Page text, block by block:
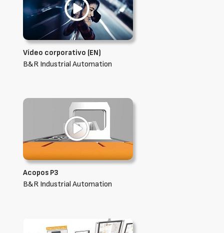
Vídeo corporativo (EN)
B&R Industrial Automation
Acopos P3
B&R Industrial Automation